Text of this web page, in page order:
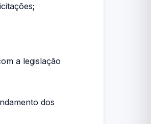
a legislação
dos